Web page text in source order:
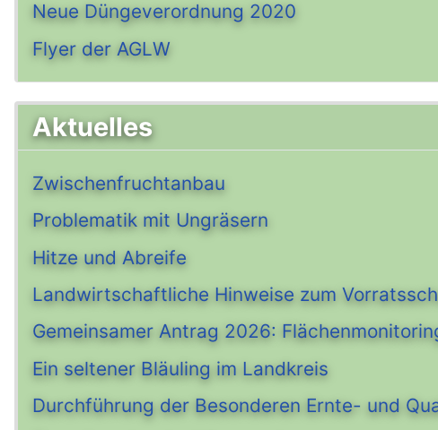
Neue Düngeverordnung 2020
Flyer der AGLW
Aktuelles
Zwischenfruchtanbau
Problematik mit Ungräsern
Hitze und Abreife
Landwirtschaftliche Hinweise zum
Gemeinsamer Antrag 2026:
Ein seltener Bläuling im Landkreis
Durchführung der Besonderen Ernte- und